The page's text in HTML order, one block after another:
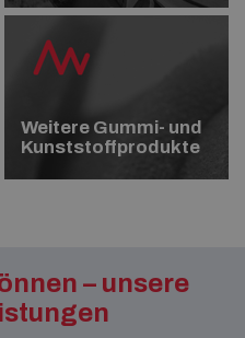
Weitere Gummi- und
Kunststoffprodukte
– unsere